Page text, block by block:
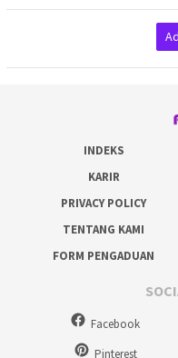
INDEKS
KARIR
PRIVACY POLICY
TENTANG KAMI
FORM PENGADUAN
Facebook
Pinterest